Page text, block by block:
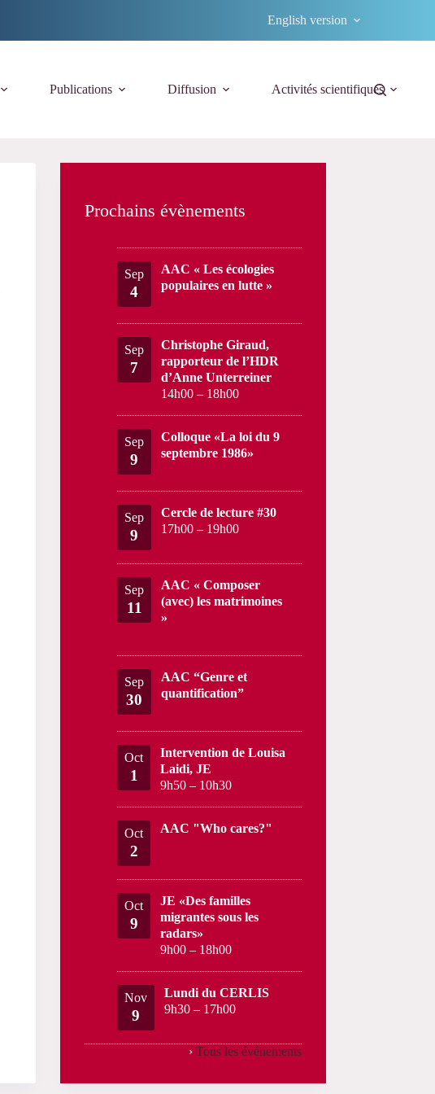
English version
Publications Diffusion Activités scientifiques
Prochains évènements
Sep
4
AAC « Les écologies
populaires en lutte »
Sep
7
Christophe Giraud,
rapporteur de l’HDR
d’Anne Unterreiner
14h00 – 18h00
Sep
9
Colloque «La loi du 9
septembre 1986»
Sep
9
Cercle de lecture #30
17h00 – 19h00
Sep
11
AAC « Composer
(avec) les matrimoines
»
Sep
30
AAC “Genre et
quantification”
Oct
1
Intervention de Louisa
Laidi, JE
9h50 – 10h30
Oct
2
AAC "Who cares?"
Oct
9
JE «Des familles
migrantes sous les
radars»
9h00 – 18h00
Nov
9
Lundi du CERLIS
9h30 – 17h00
› Tous les évènements